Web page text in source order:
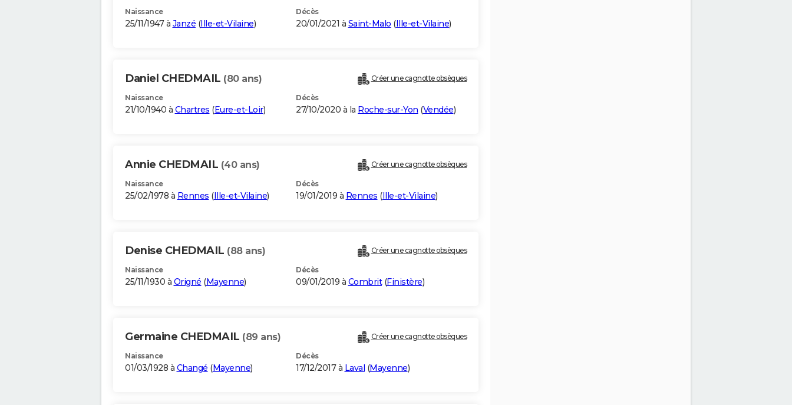
Naissance
25/11/1947 à Janzé (Ille-et-Vilaine)
Décès
20/01/2021 à Saint-Malo (Ille-et-Vilaine)
Daniel CHEDMAIL (80 ans) Créer une cagnotte obsèques
Naissance
21/10/1940 à Chartres (Eure-et-Loir)
Décès
27/10/2020 à la Roche-sur-Yon (Vendée)
Annie CHEDMAIL (40 ans) Créer une cagnotte obsèques
Naissance
25/02/1978 à Rennes (Ille-et-Vilaine)
Décès
19/01/2019 à Rennes (Ille-et-Vilaine)
Denise CHEDMAIL (88 ans) Créer une cagnotte obsèques
Naissance
25/11/1930 à Origné (Mayenne)
Décès
09/01/2019 à Combrit(Finistère)
Germaine CHEDMAIL (89 ans) Créer une cagnotte obsèques
Naissance
01/03/1928 à Changé (Mayenne)
Décès
17/12/2017 à Laval (Mayenne)